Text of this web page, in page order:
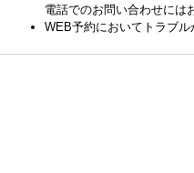
電話でのお問い合わせには
WEB予約においてトラブル